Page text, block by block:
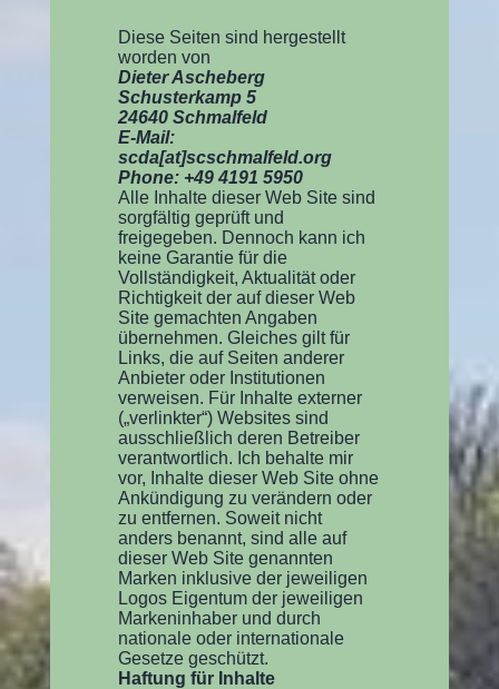
Diese Seiten sind hergestellt
worden von
Dieter Ascheberg
Schusterkamp 5
24640 Schmalfeld
E-Mail:
scda[at]scschmalfeld.org
Phone: +49 4191 5950
Alle Inhalte dieser Web Site sind
sorgfältig geprüft und
freigegeben. Dennoch kann ich
keine Garantie für die
Vollständigkeit, Aktualität oder
Richtigkeit der auf dieser Web
Site gemachten Angaben
übernehmen. Gleiches gilt für
Links, die auf Seiten anderer
Anbieter oder Institutionen
verweisen. Für Inhalte externer
(„verlinkter“) Websites sind
ausschließlich deren Betreiber
verantwortlich. Ich behalte mir
vor, Inhalte dieser Web Site ohne
Ankündigung zu verändern oder
zu entfernen. Soweit nicht
anders benannt, sind alle auf
dieser Web Site genannten
Marken inklusive der jeweiligen
Logos Eigentum der jeweiligen
Markeninhaber und durch
nationale oder internationale
Gesetze geschützt.
Haftung für Inhalte